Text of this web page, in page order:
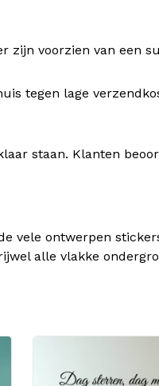
zijn voorzien van een
tegen lage
staan. Klanten
vele ontwerpen
alle vlakke